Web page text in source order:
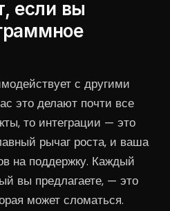
если вы
с другими
это делают почти все
то интеграции — это
рычаг роста, и ваша
на поддержку. Каждый
вы предлагаете, — это
может сломаться.